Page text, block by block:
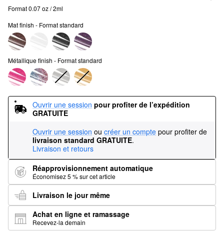
Format 0.07 oz / 2ml
Mat finish - Format standard
Métallique finish - Format standard
Ouvrir une session pour profiter de l’expédition
GRATUITE
Ouvrir une session ou créer un compte pour profiter de
livraison standard GRATUITE.
Livraison et retours
Réapprovisionnement automatique
Économisez 5 % sur cet article
Livraison le jour même
Achat en ligne et ramassage
Recevez-la demain